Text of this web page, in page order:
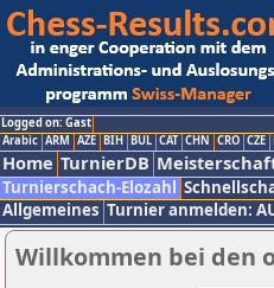
Logged on: Gast
Arabic ARM AZE BIH BUL CAT CHN CRO CZE
Home TurnierDB
Turnierschach-Elozahl
Allgemeines Turnier anmelden:
Willkommen bei den